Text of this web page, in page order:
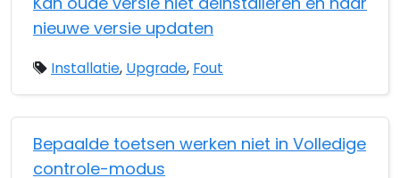
nieuwe versie updaten
Installatie, Upgrade, Fout
Bepaalde toetsen werken niet in Volledige
controle-modus